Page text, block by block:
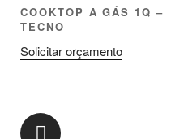
COOKTOP A GÁS 1Q –
TECNO
Solicitar orçamento